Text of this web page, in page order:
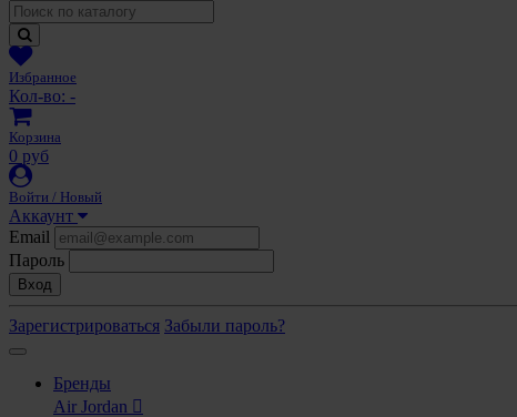
Избранное
Кол-во: -
Корзина
0 руб
Войти / Новый
Аккаунт
Email
Пароль
Вход
Зарегистрироваться Забыли пароль?
Бренды
Air Jordan